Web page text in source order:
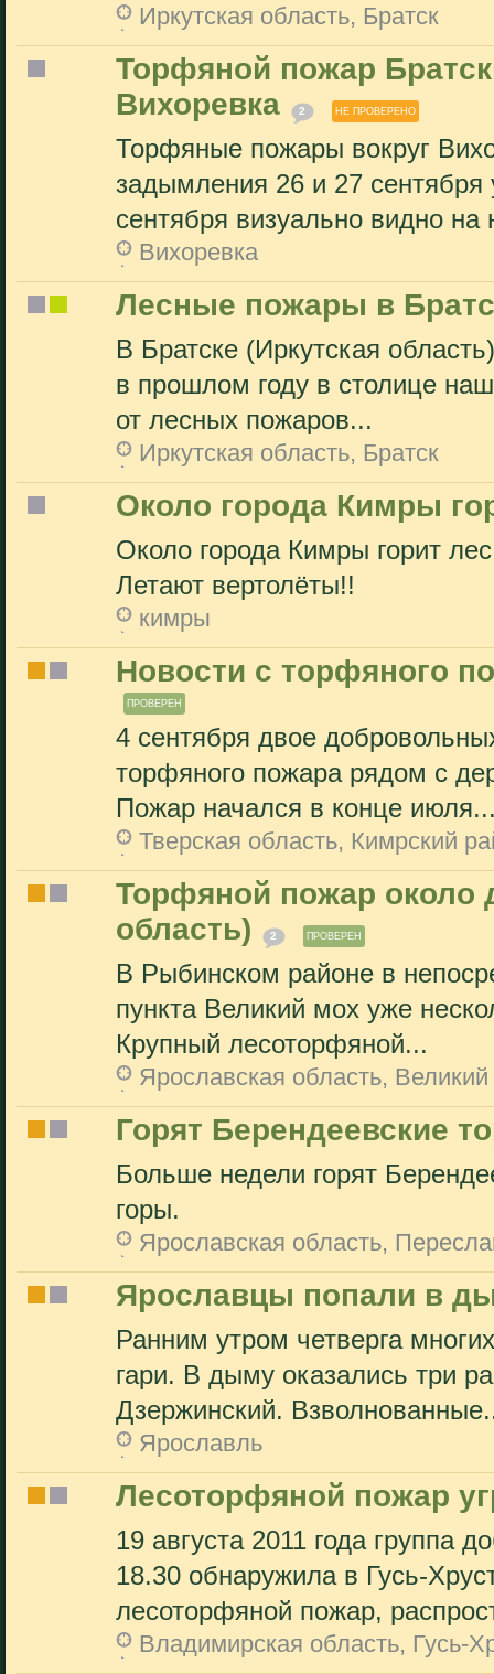
Иркутская область, Братск
Торфяной пожар
Вихоревка
2 НЕ ПРОВЕРЕНО
Торфяные пожары вокруг
задымления 26 и 27
сентября визуально видно на
Вихоревка
Лесные пожары в
В Братске (Иркутская
в прошлом году в столице
от лесных пожаров...
Иркутская область, Братск
Около города Кимры
Около города Кимры горит
Летают вертолёты!!
кимры
Новости с торфяного
ПРОВЕРЕН
4 сентября двое
торфяного пожара рядом с
Пожар начался в конце
Тверская область, Кимрский
Торфяной пожар около
область)
2 ПРОВЕРЕН
В Рыбинском районе в
пункта Великий мох уже
Крупный лесоторфяной...
Ярославская область,
Горят Берендеевские
Больше недели горят
горы.
Ярославская область,
Ярославцы попали в
Ранним утром четверга
гари. В дыму оказались три
Дзержинский.
Ярославль
Лесоторфяной пожар
19 августа 2011 года группа
18.30 обнаружила в Гусь-
лесоторфяной пожар,
Владимирская область, Гусь-